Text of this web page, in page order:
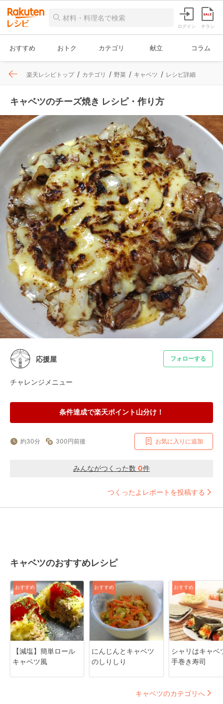
ログイン チラシ
おすすめ おトク カテゴリ 献立 コラム
楽天レシピトップ カテゴリ 野菜 キャベツ レシピ詳細
キャベツのチーズ焼き レシピ・作り方
応援屋 フォローする
チャレンジメニュー
条件達成で楽天ポイント山分け！
約30分 300円前後 お気に入りに追加
みんながつくった数 0件
つくったよレポートを投稿する
キャベツのおすすめレシピ
おすすめ
【減塩】簡単ロール
キャベツ風
おすすめ
にんじんとキャベツ
のしりしり
おすすめ
シャリはキャベ
手巻き寿司
キャベツのカテゴリへ